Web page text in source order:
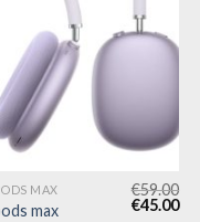
MAX
max
€59.00
€45.00